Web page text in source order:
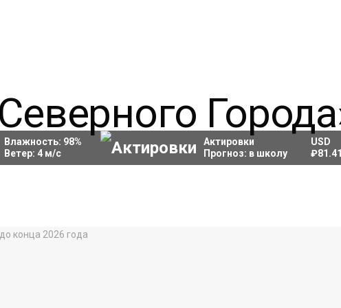
Влажность: 98%
Ветер: 4м/с
Актировки
Прогноз: в школу
USD
₽81.41